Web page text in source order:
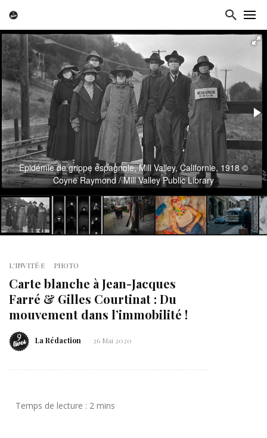
Epidémie de grippe espagnole, Mill Valley, Californie, 1918 ©
Coyne Raymond / Mill Valley Public Library
L'INVITÉ·E PHOTO
Carte blanche à Jean-Jacques
Farré & Gilles Courtinat : Du
mouvement dans l’immobilité !
La Rédaction 26 Mai 2020